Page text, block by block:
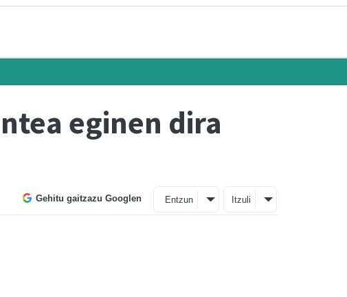
eginen dira
Gehitu gaitzazu Googlen Entzun Itzuli